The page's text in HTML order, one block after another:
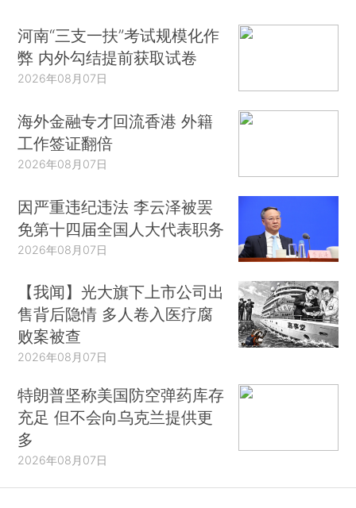
河南“三支一扶”考试规模化作
弊 内外勾结提前获取试卷
2026年08月07日
海外金融专才回流香港 外籍
工作签证翻倍
2026年08月07日
因严重违纪违法 李云泽被罢
免第十四届全国人大代表职务
2026年08月07日
【我闻】光大旗下上市公司出
售背后隐情 多人卷入医疗腐
败案被查
2026年08月07日
特朗普坚称美国防空弹药库存
充足 但不会向乌克兰提供更
多
2026年08月07日